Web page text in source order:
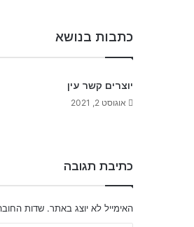
כתבות בנושא
יוצרים קשר עין
אוגוסט 2, 2021
כתיבת תגובה
האימייל לא יוצג באתר. שדות